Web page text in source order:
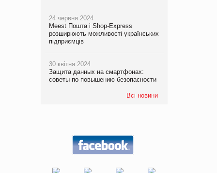
24 червня 2024
Meest Пошта і Shop-Express
розширюють можливості українських
підприємців
30 квітня 2024
Защита данных на смартфонах:
советы по повышению безопасности
Всі новини